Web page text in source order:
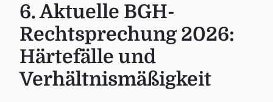
6. Aktuelle BGH-
Rechtsprechung 2026:
Härtefälle und
Verhältnismäßigkeit